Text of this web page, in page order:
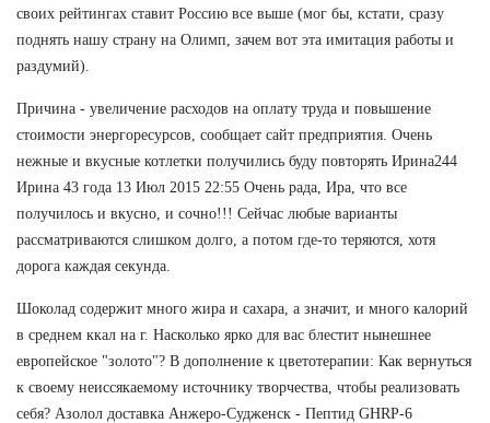
своих рейтингах ставит Россию все выше (мог бы, кстати, сразу
поднять нашу страну на Олимп, зачем вот эта имитация работы и
раздумий).
Причина - увеличение расходов на оплату труда и повышение
стоимости энергоресурсов, сообщает сайт предприятия. Очень
нежные и вкусные котлетки получились буду повторять Ирина244
Ирина 43 года 13 Июл 2015 22:55 Очень рада, Ира, что все
получилось и вкусно, и сочно!!! Сейчас любые варианты
рассматриваются слишком долго, а потом где-то теряются, хотя
дорога каждая секунда.
Шоколад содержит много жира и сахара, а значит, и много калорий
в среднем ккал на г. Насколько ярко для вас блестит нынешнее
европейское "золото"? В дополнение к цветотерапии: Как вернуться
к своему неиссякаемому источнику творчества, чтобы реализовать
себя? Азолол доставка Анжеро-Судженск - Пептид GHRP-6